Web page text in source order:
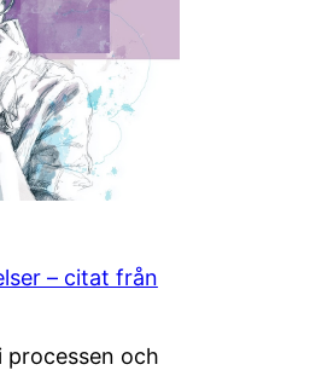
– citat från
processen och